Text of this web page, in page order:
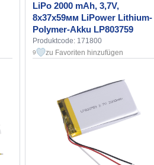
LiPo 2000 mAh, 3,7V,
8x37x59мм LiPower Lithium-
Polymer-Akku LP803759
Produktcode: 171800
9 zu Favoriten hinzufügen